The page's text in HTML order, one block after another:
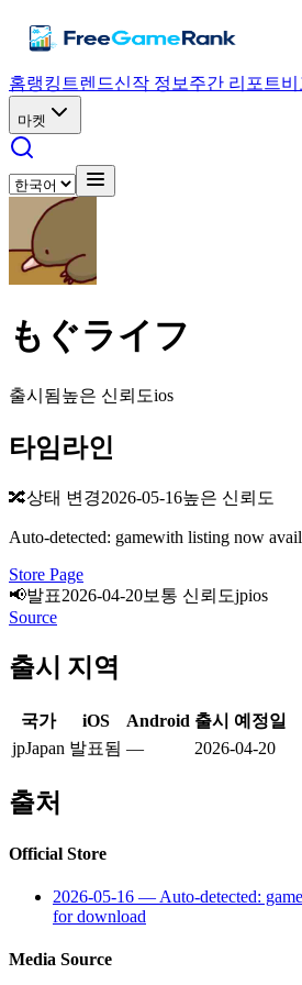
홈랭킹 트렌드신작 정보 주간 리포트비
마켓
もぐライフ
출시됨높은 신뢰도ios
타임라인
🔀상태 변경2026-05-16높은 신뢰도
Auto-detected: gamewith listing now
Store Page
📢발표2026-04-20보통 신뢰도jpios
Source
출시 지역
국가 iOS Android 출시 예정일
jpJapan 발표됨 — 2026-04-20
출처
Official Store
2026-05-16 — Auto-detected:
for download
Media Source